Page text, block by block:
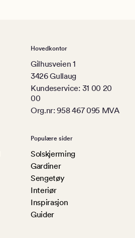
Hovedkontor
Gilhusveien 1
3426 Gullaug
Kundeservice: 31 00 20
00
Org.nr: 958 467 095 MVA
Populære sider
Solskjerming
Gardiner
Sengetøy
Interiør
Inspirasjon
Guider